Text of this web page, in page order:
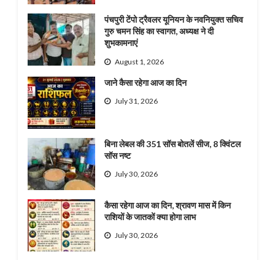
पंचपुरी टेंपो ट्रैवलर यूनियन के नवनियुक्त सचिव
गुरु चमन सिंह का स्वागत, अध्यक्ष ने दी
शुभकामनाएं
August 1, 2026
जाने कैसा रहेगा आज का दिन
July 31, 2026
बिना लेबल की 351 सॉस बोतलें सीज, 8 क्विंटल
सॉस नष्ट
July 30, 2026
कैसा रहेगा आज का दिन, श्रावण मास में किन
राशियों के जातकों क्या होगा लाभ
July 30, 2026